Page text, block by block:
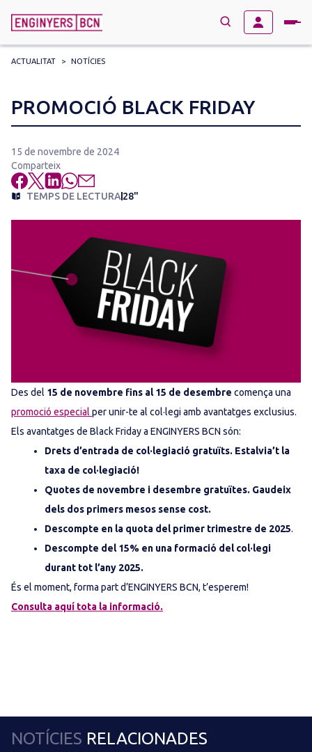
for:
ACTUALITAT > NOTÍCIES
PROMOCIÓ BLACK FRIDAY
15 de novembre de 2024
Comparteix
TEMPS DE LECTURA 28"
Des del 15 de novembre fins al 15 de desembre comença una
promoció especial per unir-te al col·legi amb avantatges exclusius.
Els avantatges de Black Friday a ENGINYERS BCN són:
Drets d’entrada de col·legiació gratuïts. Estalvia’t la
taxa de col·legiació!
Quotes de novembre i desembre gratuïtes. Gaudeix
dels dos primers mesos sense cost.
Descompte en la quota del primer trimestre de 2025.
Descompte del 15% en una formació del col·legi
durant tot l’any 2025.
És el moment, forma part d’ENGINYERS BCN, t’esperem!
Consulta aquí tota la informació.
NOTÍCIES RELACIONADES